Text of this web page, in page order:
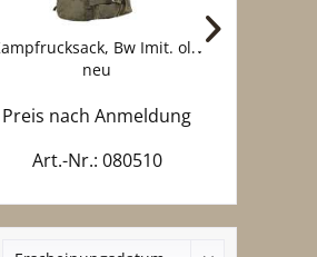
Bw Imit. oliv
neu
Preis nach Anmeldung
Art.-Nr.: 080510